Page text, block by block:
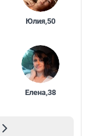
Юлия,50
Елена,38